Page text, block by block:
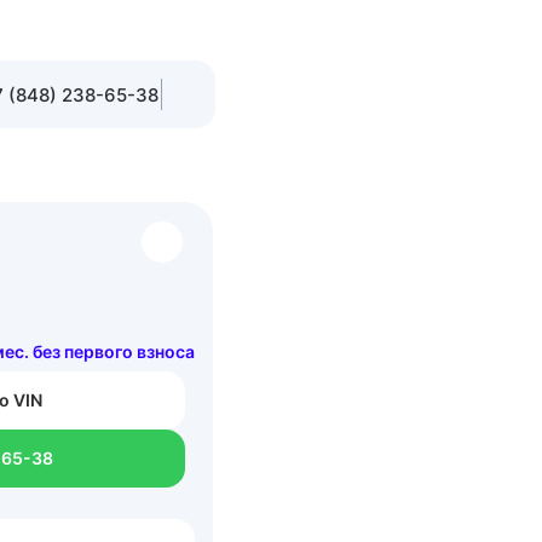
(848) 238-65-38
без первого взноса
VIN
38